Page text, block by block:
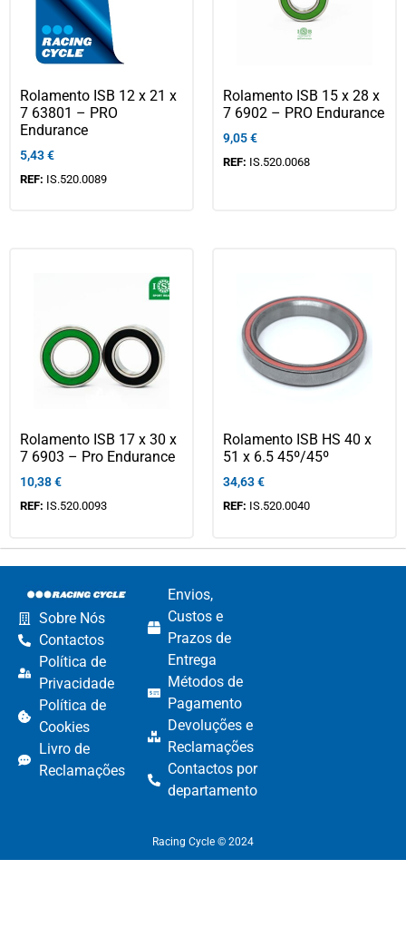
Rolamento ISB 12 x 21 x
7 63801 – PRO
Endurance
5,43€
REF: IS.520.0089
Rolamento ISB 15 x 28 x
7 6902 – PRO Endurance
9,05€
REF: IS.520.0068
Rolamento ISB 17 x 30 x
7 6903 – Pro Endurance
10,38€
REF: IS.520.0093
Rolamento ISB HS 40 x
51 x 6.5 45º/45º
34,63€
REF: IS.520.0040
Sobre Nós
Contactos
Política de
Privacidade
Política de
Cookies
Livro de
Reclamações
Envios,
Custos e
Prazos de
Entrega
Métodos de
Pagamento​
Devoluções e
Reclamações​
Contactos por
departamento​
Racing Cycle © 2024